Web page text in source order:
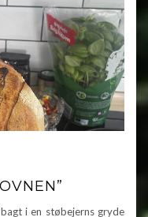
i en støbejerns gryde